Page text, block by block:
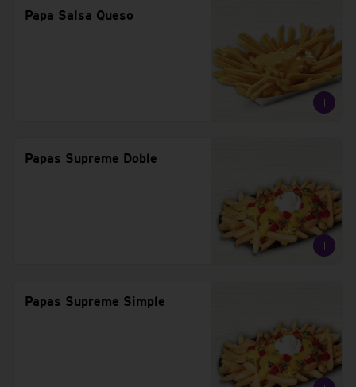
Papa Salsa Queso
Papas Supreme Doble
Papas Supreme Simple